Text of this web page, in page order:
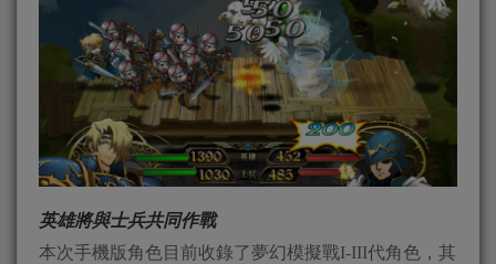
英雄將與士兵共同作戰
本次手機版角色目前收錄了夢幻模擬戰I-III代角色，其